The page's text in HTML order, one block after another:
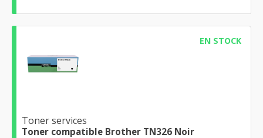
EN STOCK
Toner services
Toner compatible Brother TN326 Noir